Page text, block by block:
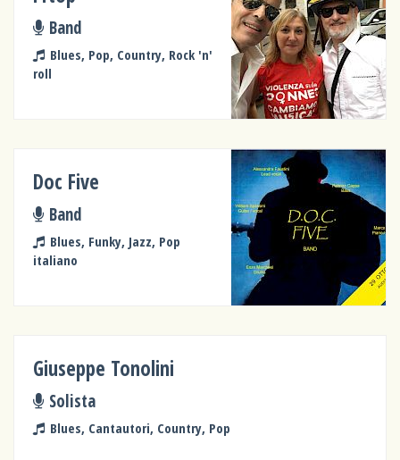
Band
Blues, Pop, Country, Rock 'n'
roll
Doc Five
Band
Blues, Funky, Jazz, Pop
italiano
Giuseppe Tonolini
Solista
Blues, Cantautori, Country, Pop